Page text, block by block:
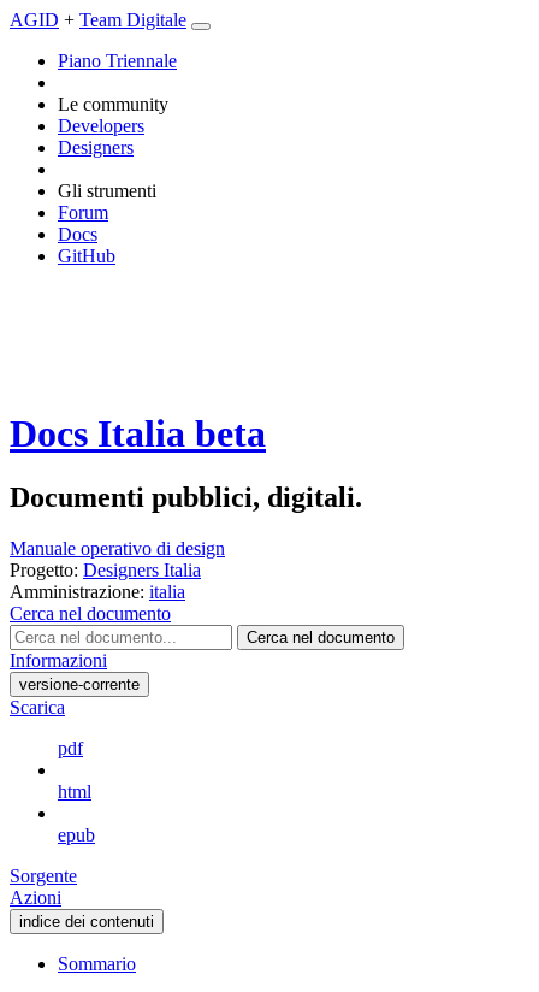
AGID + Team Digitale
Piano Triennale
Le community
Developers
Designers
Gli strumenti
Forum
Docs
GitHub
Docs Italia beta
Documenti pubblici, digitali.
Manuale operativo di design
Progetto: Designers Italia
Amministrazione: italia
Cerca nel documento
Cerca nel documento
Informazioni
versione-corrente
Scarica
pdf
html
epub
Sorgente
Azioni
indice dei contenuti
Sommario